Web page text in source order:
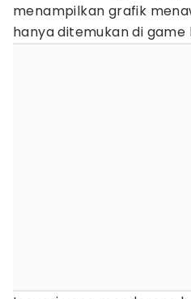
menampilkan grafik
hanya ditemukan di game